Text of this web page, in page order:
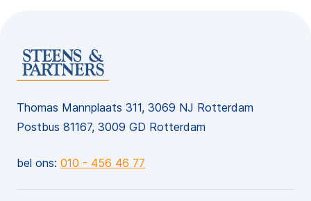
Thomas Mannplaats 311, 3069 NJ Rotterdam
Postbus 81167, 3009 GD Rotterdam
bel ons: 010 - 456 46 77